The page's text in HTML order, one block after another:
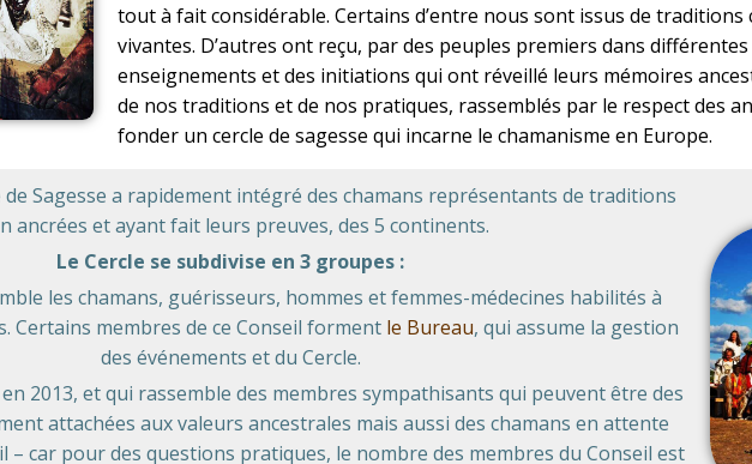
tout à fait considérable. Certains d’entre nous sont issus de
vivantes. D’autres ont reçu, par des peuples premiers dans
enseignements et des initiations qui ont réveillé leurs mémoires
de nos traditions et de nos pratiques, rassemblés par le respect des
fonder un cercle de sagesse qui incarne le chamanisme en Europe.
de Sagesse a rapidement intégré des chamans représentants de traditions
ancrées et ayant fait leurs preuves, des 5 continents.
Le Cercle se subdivise en 3 groupes :
les chamans, guérisseurs, hommes et femmes-médecines habilités à
Certains membres de ce Conseil forment le Bureau, qui assume la gestion
des événements et du Cercle.
2013, et qui rassemble des membres sympathisants qui peuvent être des
attachées aux valeurs ancestrales mais aussi des chamans en attente
– car pour des questions pratiques, le nombre des membres du Conseil est